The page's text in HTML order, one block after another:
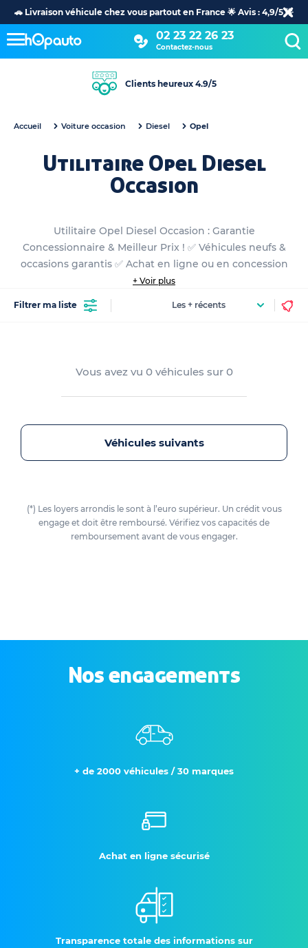
🚗 Livraison véhicule chez vous partout en France 🌟 Avis : 4,9/5 🌟
02 23 22 26 23
Contactez-nous
Clients heureux 4.9/5
Accueil Voiture occasion Diesel Opel
Utilitaire Opel Diesel
Occasion
Utilitaire Opel Diesel Occasion : Garantie
Concessionnaire & Meilleur Prix ! ✅ Véhicules neufs &
occasions garantis ✅ Achat en ligne ou en concession
+ Voir plus
Filtrer ma liste
Vous avez vu 0 véhicules sur 0
Véhicules suivants
(*) Les loyers arrondis le sont à l’euro supérieur. Un crédit vous
engage et doit être remboursé. Vérifiez vos capacités de
remboursement avant de vous engager.
Nos engagements
+ de 2000 véhicules / 30 marques
Achat en ligne sécurisé
Transparence totale des informations sur